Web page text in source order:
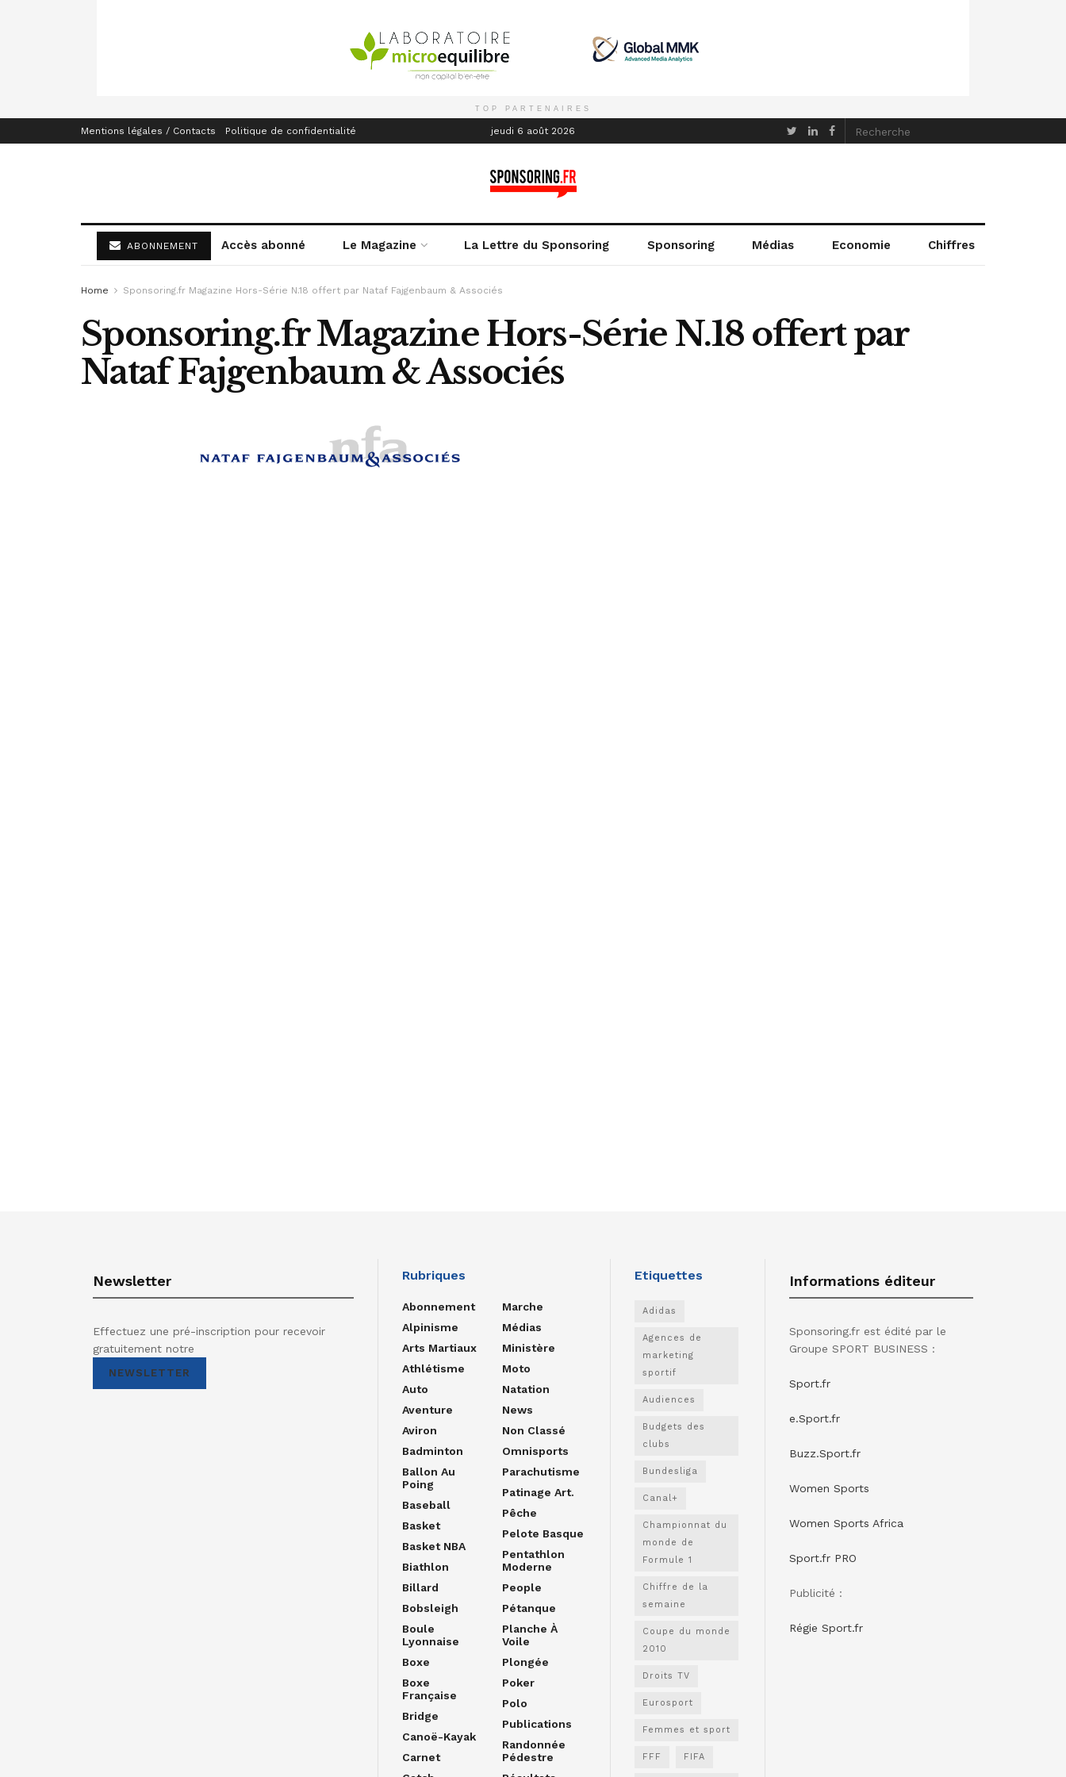
TOP PARTENAIRES
Mentions légales / Contacts Politique de confidentialité jeudi 6 août 2026
ABONNEMENT Accès abonné Le Magazine La Lettre du Sponsoring Sponsoring Médias Economie Chiffres
Home Sponsoring.fr Magazine Hors-Série N.18 offert par Nataf Fajgenbaum & Associés
Sponsoring.fr Magazine Hors-Série N.18 offert par
Nataf Fajgenbaum & Associés
Newsletter
Effectuez une pré-inscription pour recevoir
gratuitement notre
NEWSLETTER
Rubriques
Abonnement
Alpinisme
Arts Martiaux
Athlétisme
Auto
Aventure
Aviron
Badminton
Ballon Au
Poing
Baseball
Basket
Basket NBA
Biathlon
Billard
Bobsleigh
Boule
Lyonnaise
Boxe
Boxe
Française
Bridge
Canoë-Kayak
Carnet
Marche
Médias
Ministère
Moto
Natation
News
Non Classé
Omnisports
Parachutisme
Patinage Art.
Pêche
Pelote Basque
Pentathlon
Moderne
People
Pétanque
Planche À
Voile
Plongée
Poker
Polo
Publications
Randonnée
Pédestre
Etiquettes
Adidas
Agences de
marketing
sportif
Audiences
Budgets des
clubs
Bundesliga
Canal+
Championnat du
monde de
Formule 1
Chiffre de la
semaine
Coupe du monde
2010
Droits TV
Eurosport
Femmes et sport
FFF FIFA
Informations éditeur
Sponsoring.fr est édité par le
Groupe SPORT BUSINESS :
Sport.fr
e.Sport.fr
Buzz.Sport.fr
Women Sports
Women Sports Africa
Sport.fr PRO
Publicité :
Régie Sport.fr